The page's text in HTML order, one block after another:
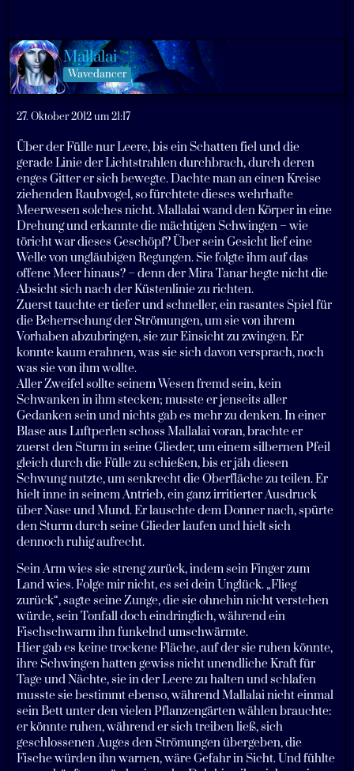
Mallalai
Wavedancer
27. Oktober 2012 um 21:17
Über der Fülle nur Leere, bis ein Schatten fiel und die
gerade Linie der Lichtstrahlen durchbrach, durch deren
enges Gitter er sich bewegte. Dachte man an einen Kreise
ziehenden Raubvogel, so fürchtete dieses wehrhafte
Meerwesen solches nicht. Mallalai wand den Körper in eine
Drehung und erkannte die mächtigen Schwingen – wie
töricht war dieses Geschöpf? Über sein Gesicht lief eine
Welle von ungläubigen Regungen. Sie folgte ihm auf das
offene Meer hinaus? – denn der Mira Tanar hegte nicht die
Absicht sich nach der Küstenlinie zu richten.
Zuerst tauchte er tiefer und schneller, ein rasantes Spiel für
die Beherrschung der Strömungen, um sie von ihrem
Vorhaben abzubringen, sie zur Einsicht zu zwingen. Er
konnte kaum erahnen, was sie sich davon versprach, noch
was sie von ihm wollte.
Aller Zweifel sollte seinem Wesen fremd sein, kein
Schwanken in ihm stecken; musste er jenseits aller
Gedanken sein und nichts gab es mehr zu denken. In einer
Blase aus Luftperlen schoss Mallalai voran, brachte er
zuerst den Sturm in seine Glieder, um einem silbernen Pfeil
gleich durch die Fülle zu schießen, bis er jäh diesen
Schwung nutzte, um senkrecht die Oberfläche zu teilen. Er
hielt inne in seinem Antrieb, ein ganz irritierter Ausdruck
über Nase und Mund. Er lauschte dem Donner nach, spürte
den Sturm durch seine Glieder laufen und hielt sich
dennoch ruhig aufrecht.
Sein Arm wies sie streng zurück, indem sein Finger zum
Land wies. Folge mir nicht, es sei dein Unglück. „Flieg
zurück“, sagte seine Zunge, die sie ohnehin nicht verstehen
würde, sein Tonfall doch eindringlich, während ein
Fischschwarm ihn funkelnd umschwärmte.
Hier gab es keine trockene Fläche, auf der sie ruhen könnte,
ihre Schwingen hatten gewiss nicht unendliche Kraft für
Tage und Nächte, sie in der Leere zu halten und schlafen
musste sie bestimmt ebenso, während Mallalai nicht einmal
sein Bett unter den vielen Pflanzengärten wählen brauchte:
er könnte ruhen, während er sich treiben ließ, sich
geschlossenen Auges den Strömungen übergeben, die
Fische würden ihn warnen, wäre Gefahr in Sicht. Und fühlte